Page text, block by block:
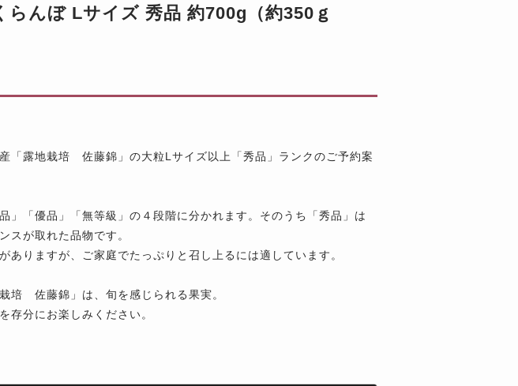
らんぼ Lサイズ 秀品 約700g（約350ｇ
「露地栽培 佐藤錦」の大粒Lサイズ以上「秀品」ランクのご予約案
」「優品」「無等級」の４段階に分かれます。そのうち「秀品」は
スが取れた品物です。
ありますが、ご家庭でたっぷりと召し上るには適しています。
培 佐藤錦」は、旬を感じられる果実。
分にお楽しみください。